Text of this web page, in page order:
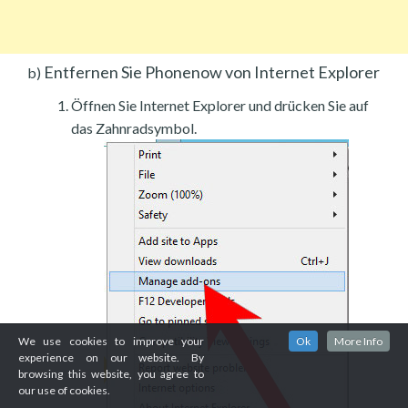
b) Entfernen Sie Phonenow von Internet Explorer
Öffnen Sie Internet Explorer und drücken Sie auf
das Zahnradsymbol.
We use cookies to improve your
experience on our website. By
browsing this website, you agree to
our use of cookies.
Ok More Info